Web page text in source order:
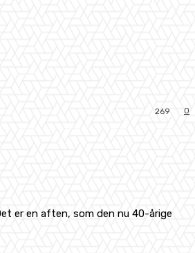
0
269
er en aften, som den nu 40-årige